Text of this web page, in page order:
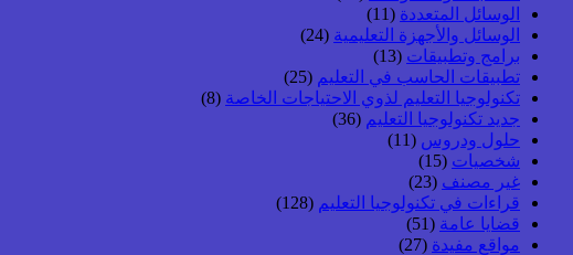
الوسائل المتعددة (11)
الوسائل والأجهزة التعليمية (24)
برامج وتطبيقات (13)
تطبيقات الحاسب في التعليم (25)
تكنولوجيا التعليم لذوي الاحتياجات الخاصة (8)
جديد تكنولوجيا التعليم (36)
حلول ودروس (11)
شخصيات (15)
غير مصنف (23)
قراءات في تكنولوجيا التعليم (128)
قضايا عامة (51)
مواقع مفيدة (27)